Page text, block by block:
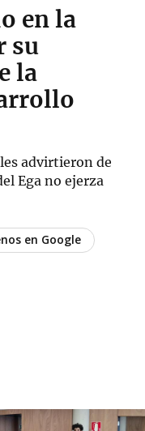
en la
su
la
advirtieron de
Ega no ejerza
en Google